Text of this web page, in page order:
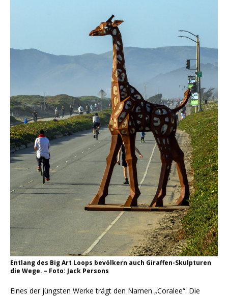
Entlang des Big Art Loops bevölkern auch Giraffen-Skulpturen
die Wege. – Foto: Jack Persons
Eines der jüngsten Werke trägt den Namen „Coralee“. Die